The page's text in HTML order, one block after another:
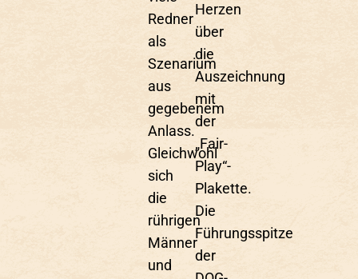
Redner
als
Szenarium
aus
gegebenem
Anlass.
Gleichwohl
sich
die
rührigen
Männer
und
Herzen
über
die
Auszeichnung
mit
der
„Fair-
Play“-
Plakette.
Die
Führungsspitze
der